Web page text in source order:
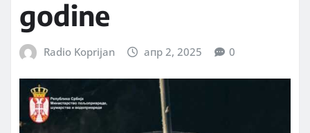
godine
Radio Koprijan апр 2, 2025 0